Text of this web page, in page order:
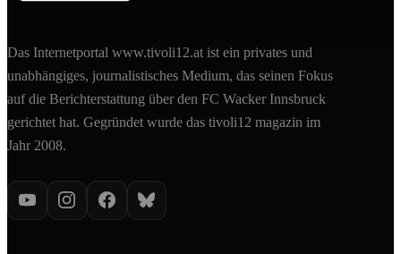
Das Internetportal www.tivoli12.at ist ein privates und
unabhängiges, journalistisches Medium, das seinen Fokus
auf die Berichterstattung über den FC Wacker Innsbruck
gerichtet hat. Gegründet wurde das tivoli12 magazin im
Jahr 2008.